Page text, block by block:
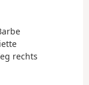
rechts